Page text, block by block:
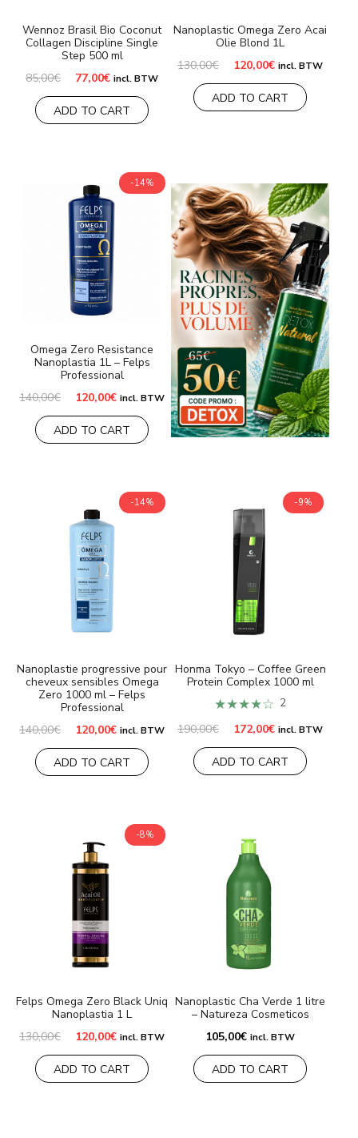
Wennoz Brasil Bio Coconut
Collagen Discipline Single
Step 500 ml
85,00€ Le
initial
était :
85,00€.
77,00€Le
actuel
est :
77,00€.
incl. BTW
ADD TO CART
Nanoplastic Omega Zero Acai
Olie Blond 1L
130,00€ Le
initial
était :
130,00€.
120,00€Le
actuel
est :
120,00€.
incl. BTW
ADD TO CART
-14%
Omega Zero Resistance
Nanoplastia 1L – Felps
Professional
140,00€ Le
initial
était :
140,00€.
120,00€Le
actuel
est :
120,00€.
incl. BTW
ADD TO CART
-14%
Nanoplastie progressive pour
cheveux sensibles Omega
Zero 1000 ml – Felps
Professional
140,00€ Le
initial
était :
140,00€.
120,00€Le
actuel
est :
120,00€.
incl. BTW
ADD TO CART
-9%
Honma Tokyo – Coffee Green
Protein Complex 1000 ml
★★★★☆ 2
190,00€ Le
initial
était :
190,00€.
172,00€Le
actuel
est :
172,00€.
incl. BTW
ADD TO CART
-8%
Felps Omega Zero Black Uniq
Nanoplastia 1 L
130,00€ Le
initial
était :
130,00€.
120,00€Le
actuel
est :
120,00€.
incl. BTW
ADD TO CART
Nanoplastic Cha Verde 1 litre
– Natureza Cosmeticos
105,00€ incl. BTW
ADD TO CART